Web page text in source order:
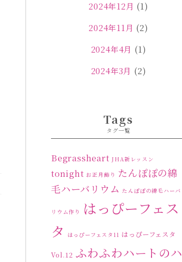
2024年12月 (1)
2024年11月 (2)
2024年4月 (1)
2024年3月 (2)
2024年1月
2023年12月(1)
2023年11月(4)
2023年10月(2)
2023年9月
Tags
タグ一覧
Begrassheart JHA新レッスン
tonight お正月飾り たんぽぽの綿
毛ハーバリウム たんぽぽの綿毛ハーバ
リウム作り
はっぴーフェス
タ
はっぴーフェスタ11 はっぴーフェスタ
Vol.12 ふわふわハートのハ